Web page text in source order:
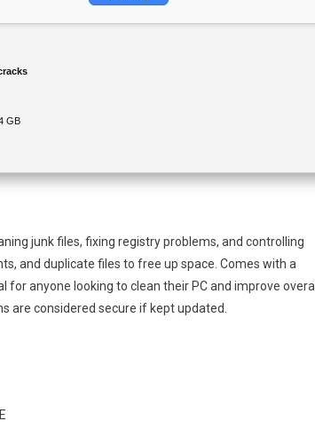
GB
junk files, fixing registry problems, and controlling
and duplicate files to free up space. Comes with a
anyone looking to clean their PC and improve overall
are considered secure if kept updated.